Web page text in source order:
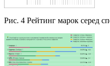
Рис. 4 Рейтинг марок серед